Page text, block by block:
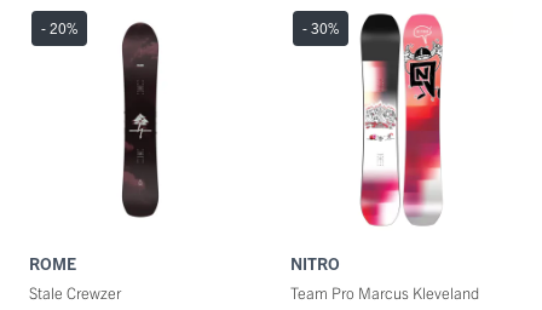
ROME
Stale Crewzer
- 20%
NITRO
Team Pro Marcus Kleveland
- 30%